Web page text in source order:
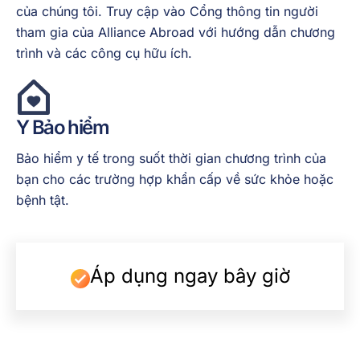
của chúng tôi. Truy cập vào Cổng thông tin người
tham gia của Alliance Abroad với hướng dẫn chương
trình và các công cụ hữu ích.
YBảo hiểm
Bảo hiểm y tế trong suốt thời gian chương trình của
bạn cho các trường hợp khẩn cấp về sức khỏe hoặc
bệnh tật.
Áp dụng ngay bây giờ